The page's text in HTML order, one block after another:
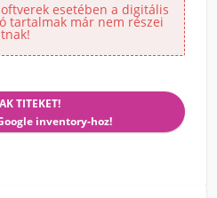
esetében a digitális
tartalmak már nem részei
TITEKET!
inventory-hoz!